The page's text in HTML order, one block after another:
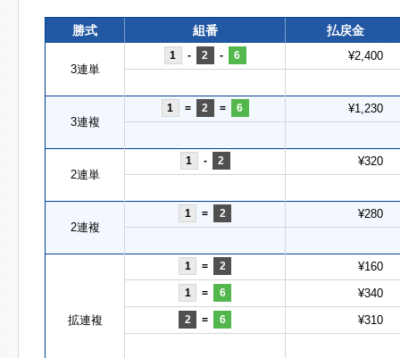
勝式 組番 払戻金
3連単
1 - 2 - 6 ¥2,400
3連複
1 = 2 = 6 ¥1,230
2連単
1 - 2 ¥320
2連複
1 = 2 ¥280
拡連複
1 = 2 ¥160
1 = 6 ¥340
2 = 6 ¥310